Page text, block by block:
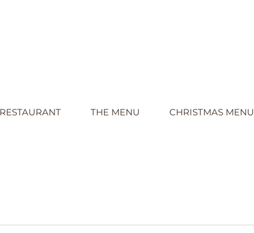
THE MENU CHRISTMAS MENU